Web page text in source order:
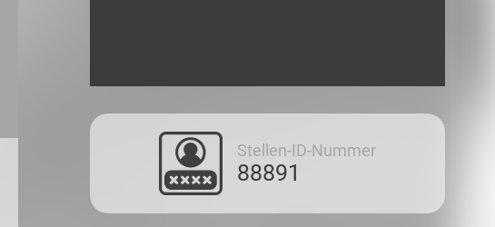
Stellen-ID-Nummer
88891